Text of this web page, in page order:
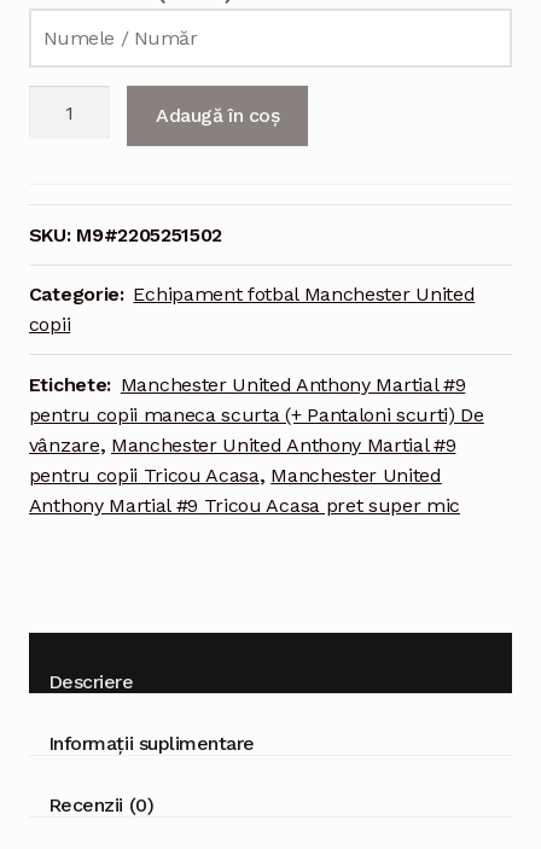
Tricou
2022
pentru
copii
maneca
Adaugă în coș
SKU: M9#2205251502
Categorie: Echipament fotbal Manchester United
copii
Etichete: Manchester United Anthony Martial #9
pentru copii maneca scurta (+ Pantaloni scurti) De
vânzare, Manchester United Anthony Martial #9
pentru copii Tricou Acasa, Manchester United
Anthony Martial #9 Tricou Acasa pret super mic
Descriere
Informații suplimentare
Recenzii (0)